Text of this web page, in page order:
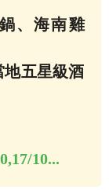
、海南雞
五星級酒
10...